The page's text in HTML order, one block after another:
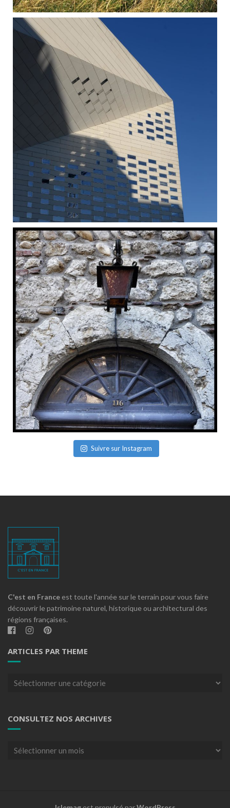
Suivre sur Instagram
C'est en France est toute l'année sur le terrain pour vous faire
découvrir le patrimoine naturel, historique ou architectural des
régions françaises.
ARTICLES PAR THEME
Articles
CONSULTEZ NOS ARCHIVES
Consultez